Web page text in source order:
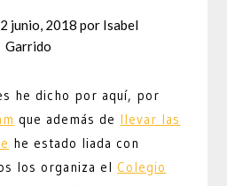
junio, 2018 por Isabel
Garrido
he dicho por aquí, por
que además de llevar las
he estado liada con
los organiza elColegio